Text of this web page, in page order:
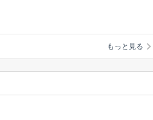
もっと見る